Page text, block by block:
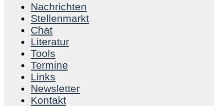
Nachrichten
Stellenmarkt
Chat
Literatur
Tools
Termine
Links
Newsletter
Kontakt